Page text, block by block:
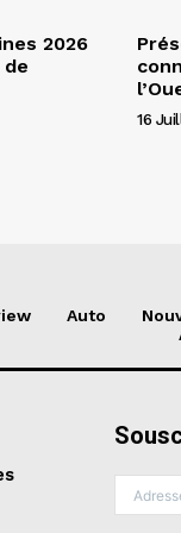
2026
16
Auto